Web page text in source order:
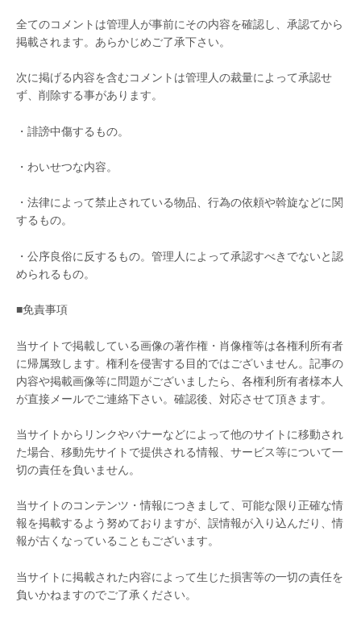
全てのコメントは管理人が事前にその内容を確認し、承認てから
掲載されます。あらかじめご了承下さい。
次に掲げる内容を含むコメントは管理人の裁量によって承認せ
ず、削除する事があります。
・誹謗中傷するもの。
・わいせつな内容。
・法律によって禁止されている物品、行為の依頼や斡旋などに関
するもの。
・公序良俗に反するもの。管理人によって承認すべきでないと認
められるもの。
■免責事項
当サイトで掲載している画像の著作権・肖像権等は各権利所有者
に帰属致します。権利を侵害する目的ではございません。記事の
内容や掲載画像等に問題がございましたら、各権利所有者様本人
が直接メールでご連絡下さい。確認後、対応させて頂きます。
当サイトからリンクやバナーなどによって他のサイトに移動され
た場合、移動先サイトで提供される情報、サービス等について一
切の責任を負いません。
当サイトのコンテンツ・情報につきまして、可能な限り正確な情
報を掲載するよう努めておりますが、誤情報が入り込んだり、情
報が古くなっていることもございます。
当サイトに掲載された内容によって生じた損害等の一切の責任を
負いかねますのでご了承ください。